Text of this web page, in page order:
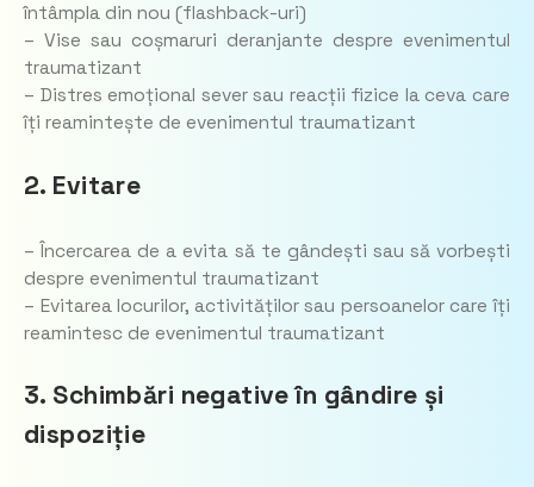
întâmpla din nou (flashback-uri)
– Vise sau coșmaruri deranjante despre evenimentul
traumatizant
– Distres emoțional sever sau reacții fizice la ceva care
îți reamintește de evenimentul traumatizant
2. Evitare
– Încercarea de a evita să te gândești sau să vorbești
despre evenimentul traumatizant
– Evitarea locurilor, activităților sau persoanelor care îți
reamintesc de evenimentul traumatizant
3. Schimbări negative în gândire și
dispoziție